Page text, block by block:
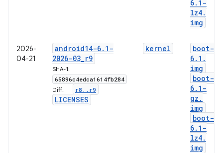
6. 1-
lz4.
img
2026-
04-21
android14-6. 1-
2026-03_r9
SHA-1:
65896c4edca1614fb284
Diff: r8 . . r9
LICENSES
kernel
boot-
6. 1 .
img
boot-
6. 1-
gz .
img
boot-
6. 1-
lz4.
img